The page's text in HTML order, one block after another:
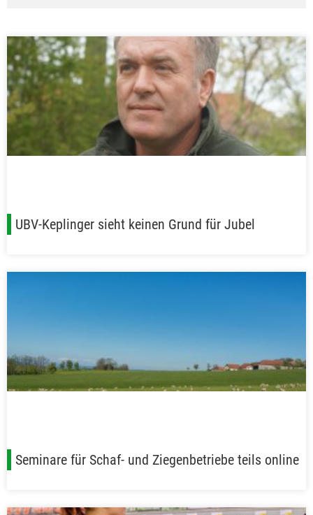
UBV-Keplinger sieht keinen Grund für Jubel
Seminare für Schaf- und Ziegenbetriebe teils online